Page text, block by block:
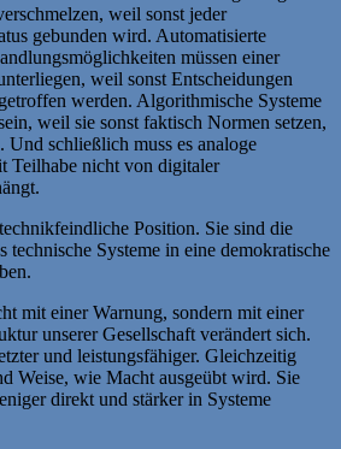
weil sonst jeder
gebunden wird. Automatisierte
müssen einer
weil sonst Entscheidungen
werden. Algorithmische Systeme
weil sie sonst faktisch Normen setzen,
Und schließlich muss es analoge
Teilhabe nicht von digitaler
Position. Sie sind die
technische Systeme in eine demokratische
mit einer Warnung, sondern mit einer
unserer Gesellschaft verändert sich.
und leistungsfähiger. Gleichzeitig
Weise, wie Macht ausgeübt wird. Sie
direkt und stärker in Systeme